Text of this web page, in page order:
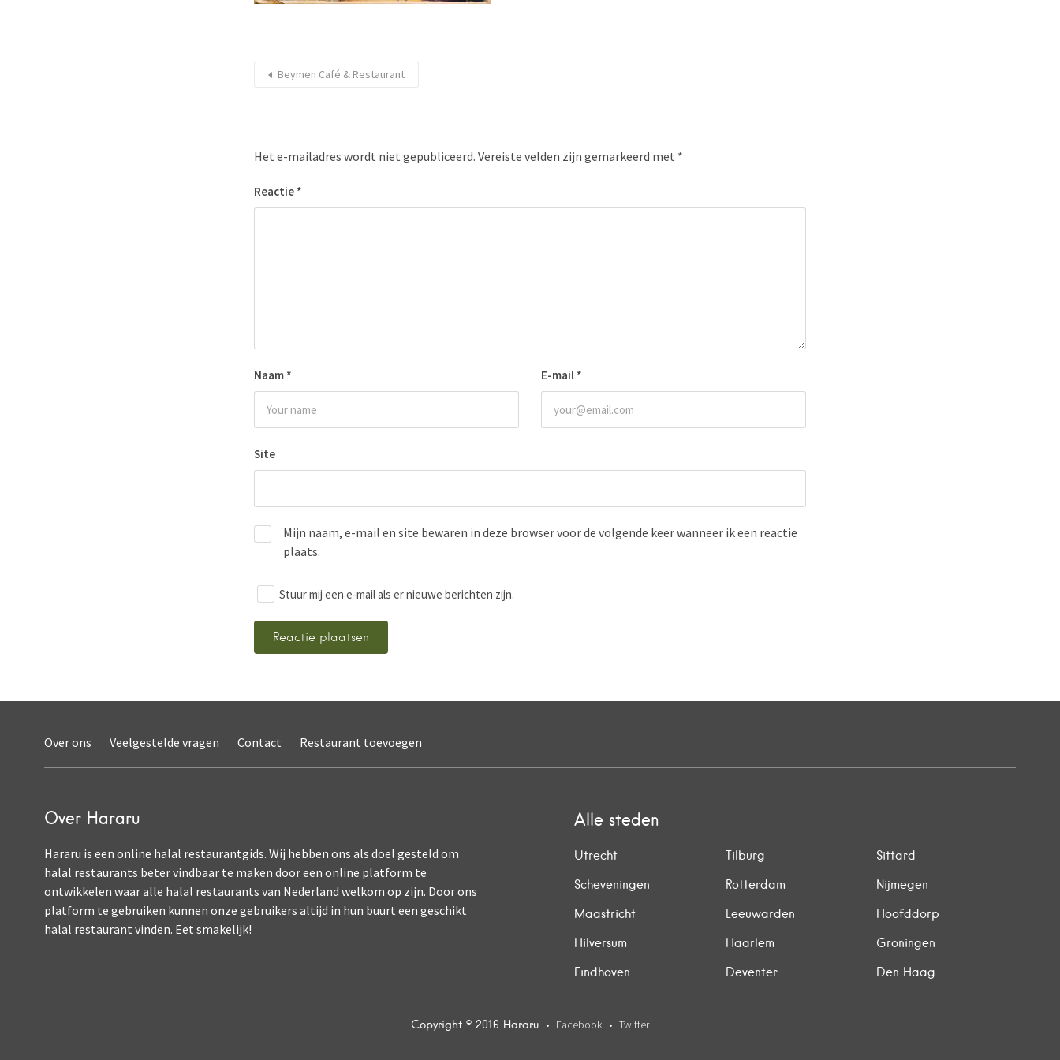
Beymen Café & Restaurant
Het e-mailadres wordt niet gepubliceerd. Vereiste velden zijn gemarkeerd met *
Reactie *
Naam * E-mail *
Site
Mijn naam, e-mail en site bewaren in deze browser voor de volgende keer wanneer ik een reactie
plaats.
Stuur mij een e-mail als er nieuwe berichten zijn.
Over ons Veelgestelde vragen Contact Restaurant toevoegen
Over Hararu
Hararu is een online halal restaurantgids. Wij hebben ons als doel gesteld om
halal restaurants beter vindbaar te maken door een online platform te
ontwikkelen waar alle halal restaurants van Nederland welkom op zijn. Door ons
platform te gebruiken kunnen onze gebruikers altijd in hun buurt een geschikt
halal restaurant vinden. Eet smakelijk!
Alle steden
Utrecht Tilburg
Sittard
Scheveningen
Rotterdam
Nijmegen
Maastricht
Leeuwarden
Hoofddorp
Hilversum
Haarlem
Groningen
Eindhoven
Deventer Den Haag
Copyright © 2016 Hararu Facebook Twitter